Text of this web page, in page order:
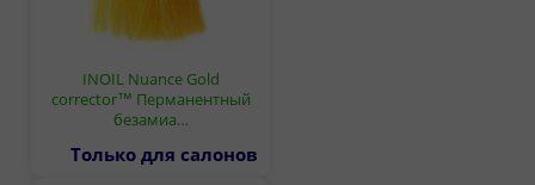
INOIL Nuance Gold
corrector™ Перманентный
безамиа…
Только для салонов